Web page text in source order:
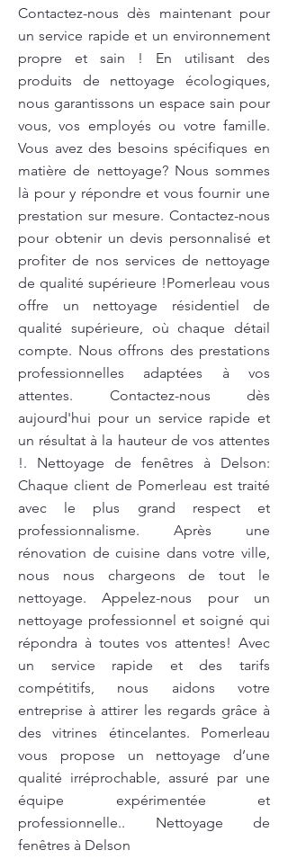
Contactez-nous dès maintenant pour
un service rapide et un environnement
propre et sain ! En utilisant des
produits de nettoyage écologiques,
nous garantissons un espace sain pour
vous, vos employés ou votre famille.
Vous avez des besoins spécifiques en
matière de nettoyage? Nous sommes
là pour y répondre et vous fournir une
prestation sur mesure. Contactez-nous
pour obtenir un devis personnalisé et
profiter de nos services de nettoyage
de qualité supérieure !Pomerleau vous
offre un nettoyage résidentiel de
qualité supérieure, où chaque détail
compte. Nous offrons des prestations
professionnelles adaptées à vos
attentes. Contactez-nous dès
aujourd'hui pour un service rapide et
un résultat à la hauteur de vos attentes
!. Nettoyage de fenêtres à Delson:
Chaque client de Pomerleau est traité
avec le plus grand respect et
professionnalisme. Après une
rénovation de cuisine dans votre ville,
nous nous chargeons de tout le
nettoyage. Appelez-nous pour un
nettoyage professionnel et soigné qui
répondra à toutes vos attentes! Avec
un service rapide et des tarifs
compétitifs, nous aidons votre
entreprise à attirer les regards grâce à
des vitrines étincelantes. Pomerleau
vous propose un nettoyage d’une
qualité irréprochable, assuré par une
équipe expérimentée et
professionnelle.. Nettoyage de
fenêtres à Delson